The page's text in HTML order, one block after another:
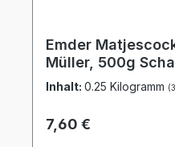
Emder
Müller, 500g
Inhalt: 0.25 Kilogramm
Regulärer Preis:
7,60 €